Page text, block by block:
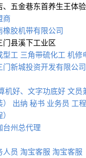
五金巷东首养生王体
商
橡胶机带有限公司
县溪下工业区
型工 三角带硫化工 机修
门新城投资开发有限公司
机好、文字功底好文员
出纳 秘书 业务员 工
台州总代理
人员 淘宝客服 淘宝客服